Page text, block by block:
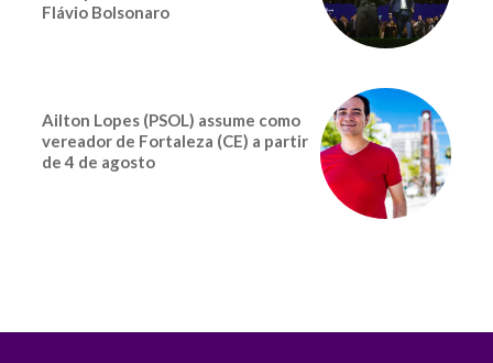
Flávio Bolsonaro
Ailton Lopes (PSOL) assume como
vereador de Fortaleza (CE) a partir
de 4 de agosto